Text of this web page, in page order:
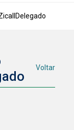
Voltar